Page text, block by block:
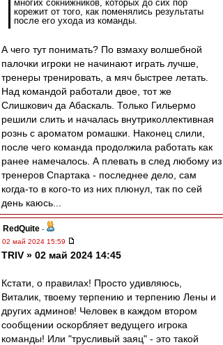
многих сокнижников, которых до сих пор
корежит от того, как поменялись результаты
после его ухода из команды.
А чего тут понимать? По взмаху волшебной
палочки игроки не начинают играть лучше,
тренеры тренировать, а мяч быстрее летать.
Над командой работали двое, тот же
Слишкович да Абаскаль. Только Гильермо
решили слить и началась внутриколлективная
рознь с ароматом ромашки. Наконец слили,
после чего команда продолжила работать как
ранее намечалось. А плевать в след любому из
тренеров Спартака - последнее дело, сам
когда-то в кого-то из них плюнул, так по сей
день каюсь...
RedQuite -
02 май 2024 15:59
TRIV » 02 май 2024 14:45
Кстати, о правилах! Просто удивляюсь,
Виталик, твоему терпению и терпению Лены и
других админов! Человек в каждом втором
сообщении оскорбляет ведущего игрока
команды! Или "трусливый заяц" - это такой